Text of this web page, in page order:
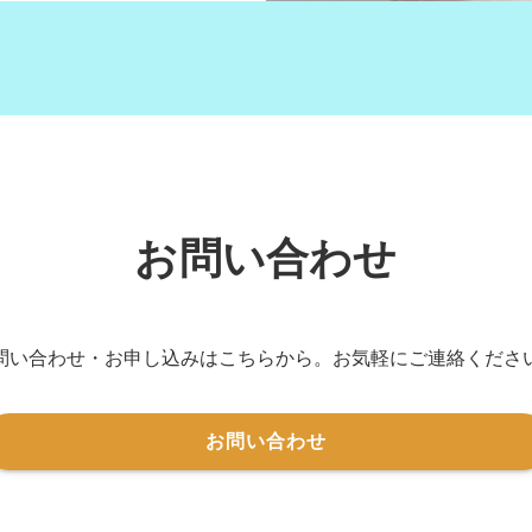
お問い合わせ
い合わせ・お申し込みはこちらから。お気軽にご連絡くださ
お問い合わせ